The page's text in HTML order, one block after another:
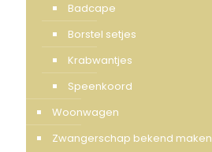
Badcape
Borstel setjes
Krabwantjes
Speenkoord
Woonwagen
Zwangerschap bekend maken